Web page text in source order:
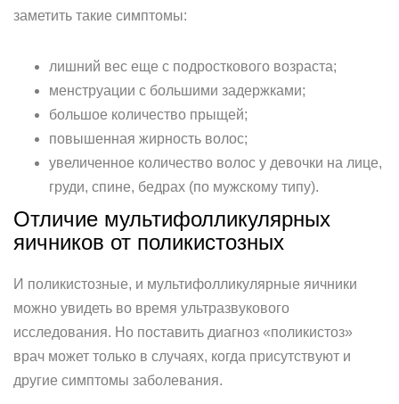
заметить такие симптомы:
лишний вес еще с подросткового возраста;
менструации с большими задержками;
большое количество прыщей;
повышенная жирность волос;
увеличенное количество волос у девочки на лице,
груди, спине, бедрах (по мужскому типу).
Отличие мультифолликулярных
яичников от поликистозных
И поликистозные, и мультифолликулярные яичники
можно увидеть во время ультразвукового
исследования. Но поставить диагноз «поликистоз»
врач может только в случаях, когда присутствуют и
другие симптомы заболевания.